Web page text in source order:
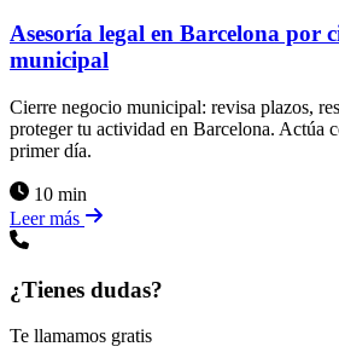
Asesoría legal en Barcelona por
municipal
Cierre negocio municipal: revisa plazos,
proteger tu actividad en Barcelona. Actúa
primer día.
10 min
Leer más
¿Tienes dudas?
Te llamamos gratis